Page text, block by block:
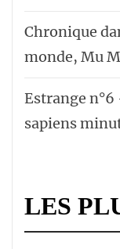
Chronique
monde, Mu
Estrange
sapiens
LES